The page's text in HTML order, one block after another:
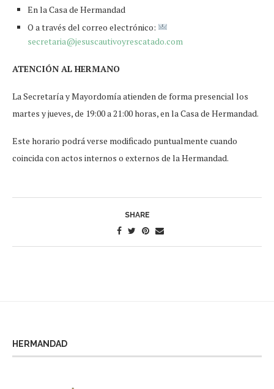
En la Casa de Hermandad
O a través del correo electrónico:
secretaria@jesuscautivoyrescatado.com
ATENCIÓN AL HERMANO
La Secretaría y Mayordomía atienden de forma presencial los
martes y jueves, de 19:00 a 21:00 horas, en la Casa de Hermandad.
Este horario podrá verse modificado puntualmente cuando
coincida con actos internos o externos de la Hermandad.
SHARE
HERMANDAD